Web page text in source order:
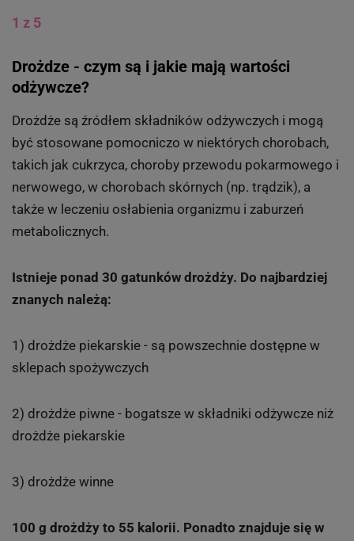
1 z 5
Drożdze - czym są i jakie mają wartości
odżywcze?
Drożdże są źródłem składników odżywczych i mogą
być stosowane pomocniczo w niektórych chorobach,
takich jak cukrzyca, choroby przewodu pokarmowego i
nerwowego, w chorobach skórnych (np. trądzik), a
także w leczeniu osłabienia organizmu i zaburzeń
metabolicznych.
Istnieje ponad 30 gatunków drożdży. Do najbardziej
znanych należą:
1) drożdże piekarskie - są powszechnie dostępne w
sklepach spożywczych
2) drożdże piwne - bogatsze w składniki odżywcze niż
drożdże piekarskie
3) drożdże winne
100 g drożdży to 55 kalorii. Ponadto znajduje się w